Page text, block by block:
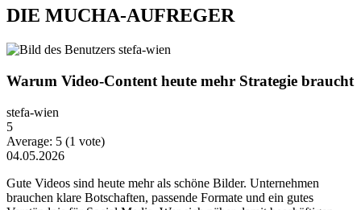
DIE MUCHA-AUFREGER
Warum Video-Content heute mehr Strategie braucht
stefa-wien
5
Average: 5 (1 vote)
04.05.2026
Gute Videos sind heute mehr als schöne Bilder. Unternehmen
brauchen klare Botschaften, passende Formate und ein gutes